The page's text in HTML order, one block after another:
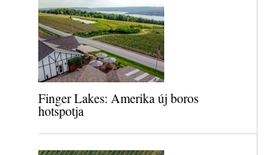
Finger Lakes: Amerika új boros
hotspotja